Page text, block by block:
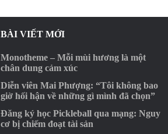
BÀI VIẾT MỚI
Monotheme – Mỗi mùi hương là một
chân dung cảm xúc
Diễn viên Mai Phượng: “Tôi không bao
giờ hối hận về những gì mình đã chọn”
Đăng ký học Pickleball qua mạng: Nguy
cơ bị chiếm đoạt tài sản